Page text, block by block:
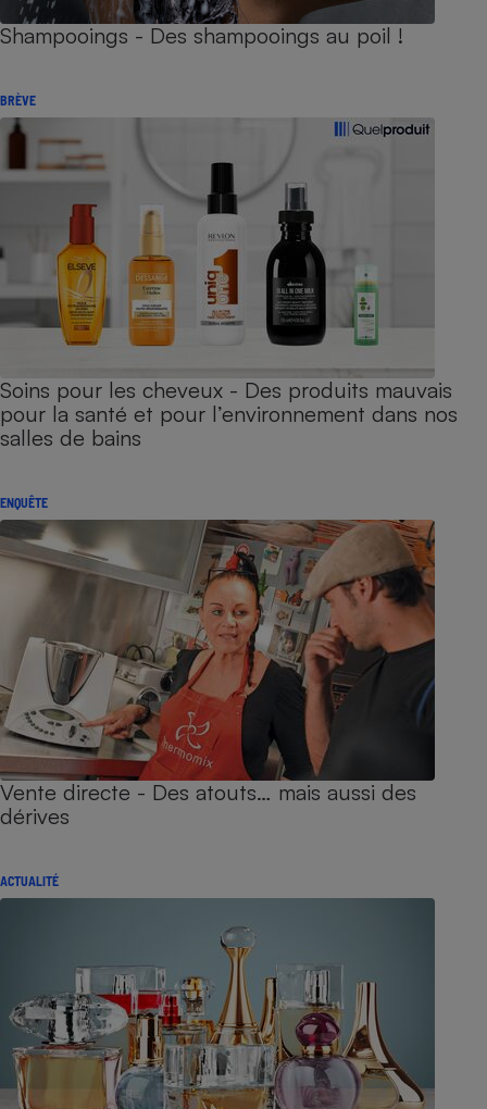
Shampooings - Des shampooings au poil !
BRÈVE
Soins pour les cheveux - Des produits mauvais
pour la santé et pour l’environnement dans nos
salles de bains
ENQUÊTE
Vente directe - Des atouts… mais aussi des
dérives
ACTUALITÉ